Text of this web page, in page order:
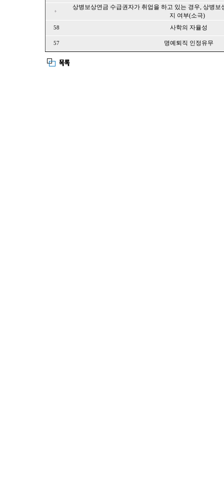
상병보상연금 수급권자가 취업을 하고 있는 경우, 상병보
지 여부(소극)
58 사학의 자율성
57 명예퇴직 인정유무